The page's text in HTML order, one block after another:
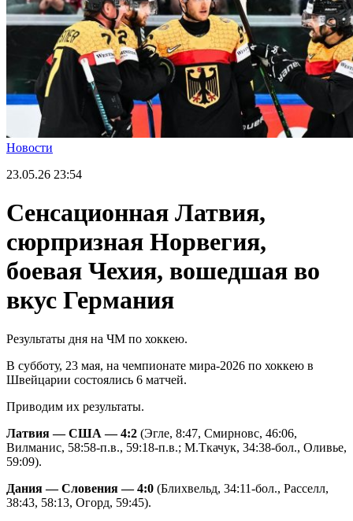
Новости
23.05.26 23:54
Сенсационная Латвия,
сюрпризная Норвегия,
боевая Чехия, вошедшая во
вкус Германия
Результаты дня на ЧМ по хоккею.
В субботу, 23 мая, на чемпионате мира-2026 по хоккею в
Швейцарии состоялись 6 матчей.
Приводим их результаты.
Латвия — США — 4:2 (Эгле, 8:47, Смирновс, 46:06,
Вилманис, 58:58-п.в., 59:18-п.в.; М.Ткачук, 34:38-бол., Оливье,
59:09).
Дания — Словения — 4:0 (Блихвельд, 34:11-бол., Расселл,
38:43, 58:13, Огорд, 59:45).